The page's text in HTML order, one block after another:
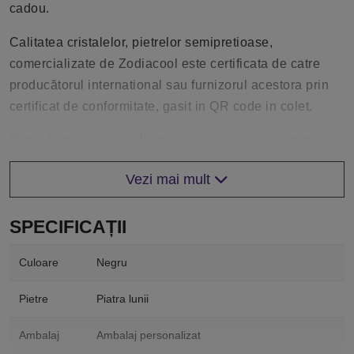
cadou.
Calitatea cristalelor, pietrelor semipretioase,
comercializate de Zodiacool este certificata de catre
producătorul international sau furnizorul acestora prin
certificat de conformitate, gasit in QR code in colet.
tipic feminine, a iubirii si sperantei, a dorintelor
implinite, piatra sacra.
fiecărei brațări: diametru (6 cm), circumferință (16-20
cm). Brățara este elastică.
Ghid dimensiuni brățări
Vezi mai mult
SPECIFICAȚII
Culoare Negru
Pietre Piatra lunii
Ambalaj Ambalaj personalizat